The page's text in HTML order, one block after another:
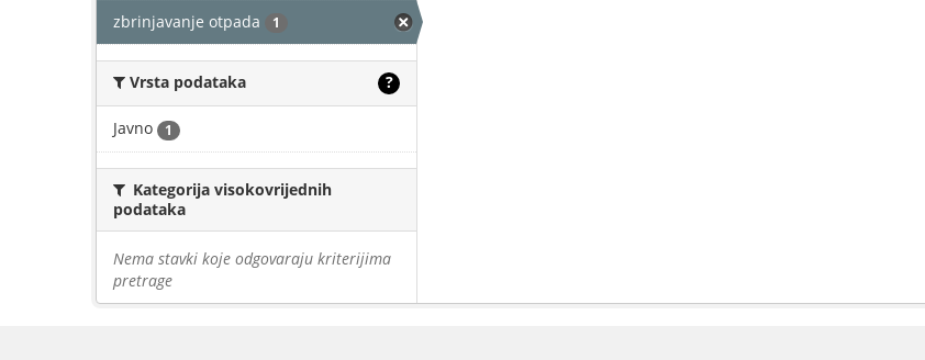
zbrinjavanje otpada 1
Vrsta podataka ?
Javno 1
Kategorija visokovrijednih
podataka
Nema stavki koje odgovaraju kriterijima
pretrage